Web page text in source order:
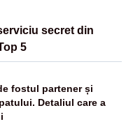
secret din
5
fostul partener și
Detaliul care a